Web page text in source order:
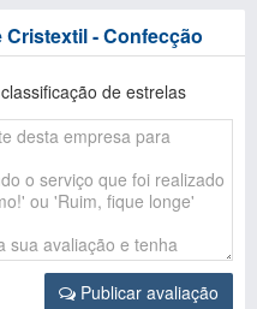
- Confecção
de estrelas
Publicar avaliação